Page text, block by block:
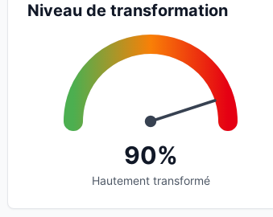
Niveau de transformation
90%
Hautement transformé